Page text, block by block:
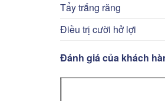
Tẩy trắng răng
Điều trị cười hở lợi
Đánh giá của khách